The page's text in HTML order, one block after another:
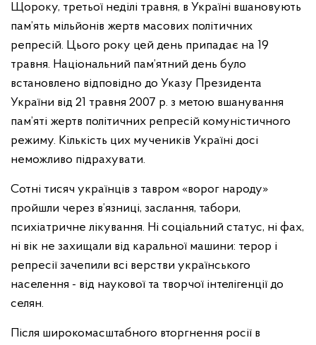
Щороку, третьої неділі травня, в Україні вшановують
пам’ять мільйонів жертв масових політичних
репресій. Цього року цей день припадає на 19
травня. Національний пам’ятний день було
встановлено відповідно до Указу Президента
України від 21 травня 2007 р. з метою вшанування
пам’яті жертв політичних репресій комуністичного
режиму. Кількість цих мучеників Україні досі
неможливо підрахувати.
Сотні тисяч українців з тавром «ворог народу»
пройшли через в’язниці, заслання, табори,
психіатричне лікування. Ні соціальний статус, ні фах,
ні вік не захищали від каральної машини: терор і
репресії зачепили всі верстви українського
населення - від наукової та творчої інтелігенції до
селян.
Після широкомасштабного вторгнення росії в